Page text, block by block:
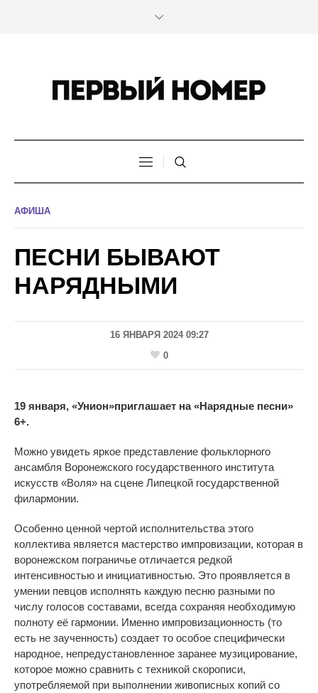
АФИША
ПЕСНИ БЫВАЮТ
НАРЯДНЫМИ
16 ЯНВАРЯ 2024 09:27
0
19 января, «Унион»приглашает на «Нарядные песни»
6+.
Можно увидеть яркое представление фольклорного
ансамбля Воронежского государственного института
искусств «Воля» на сцене Липецкой государственной
филармонии.
Особенно ценной чертой исполнительства этого
коллектива является мастерство импровизации, которая в
воронежском пограничье отличается редкой
интенсивностью и инициативностью. Это проявляется в
умении певцов исполнять каждую песню разными по
числу голосов составами, всегда сохраняя необходимую
полноту её гармонии. Именно импровизационность (то
есть не заученность) создает то особое специфически
народное, непредустановленное заранее музицирование,
которое можно сравнить с техникой скорописи,
употребляемой при выполнении живописных копий со